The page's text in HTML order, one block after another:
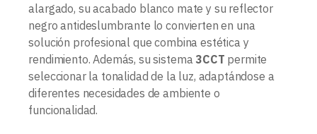
alargado, su acabado blanco mate y su reflector
negro antideslumbrante lo convierten en una
solución profesional que combina estética y
rendimiento. Además, su sistema 3CCT permite
seleccionar la tonalidad de la luz, adaptándose a
diferentes necesidades de ambiente o
funcionalidad.